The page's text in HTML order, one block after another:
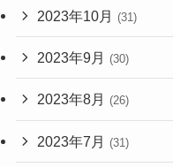
2023年10月 (31)
2023年9月 (30)
2023年8月 (26)
2023年7月 (31)